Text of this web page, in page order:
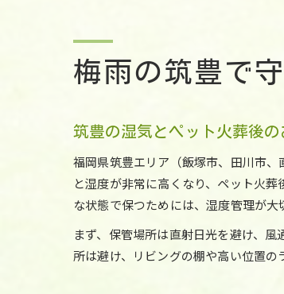
梅雨の筑豊で
筑豊の湿気とペット火葬後
福岡県筑豊エリア（飯塚市、田川市
と湿度が非常に高くなり、ペット火
な状態で保つためには、湿度管理が大
まず、保管場所は直射日光を避け、
所は避け、リビングの棚や高い位置